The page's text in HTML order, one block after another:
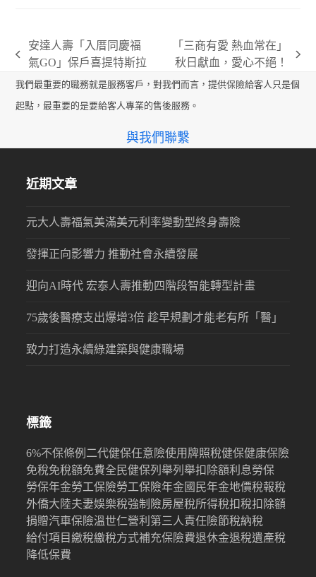
previous
post:
安達人壽「入厝同慶福
氣GO」保戶喜提特斯拉
next
post:
「三商有愛 熱血常在」
秋日獻血，愛心不絕！
我們最重要的職務就是服務客戶，對我們而言，提供保險給客人只是個
起點，最重要的是要給客人專業的售後服務。
與我們聯繫
近期文章
元大人壽福氣美滿美元利率變動型終身壽險
發揮正向影響力 推動社會永續發展
迎向AI時代 宏泰人壽推動四階段智能轉型計畫
75歲後醫療支出爆增3倍 趁早規劃才能老有所「醫」
致力打造永續綠建築與健康職場
標籤
6%不保條例 二代健保任意險使用牌照稅健保健康保險
免稅免稅額免費全民健保列舉列舉扣除額利息勞保
勞保年金勞工保險勞工保險年金國民年金地價稅報稅
外僑大陸夫妻娛樂稅強制險房屋稅所得稅扣稅扣除額
捐贈汽車保險溫世仁營利 第三人責任險節稅納稅
給付項目繳稅繳稅方式補充保險費退休金退稅遺產稅
降低保費